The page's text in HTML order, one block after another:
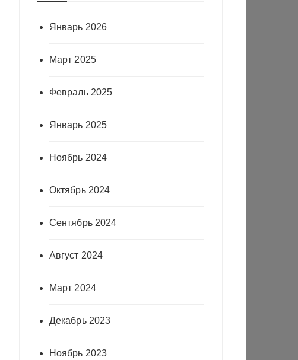
Январь 2026
Март 2025
Февраль 2025
Январь 2025
Ноябрь 2024
Октябрь 2024
Сентябрь 2024
Август 2024
Март 2024
Декабрь 2023
Ноябрь 2023